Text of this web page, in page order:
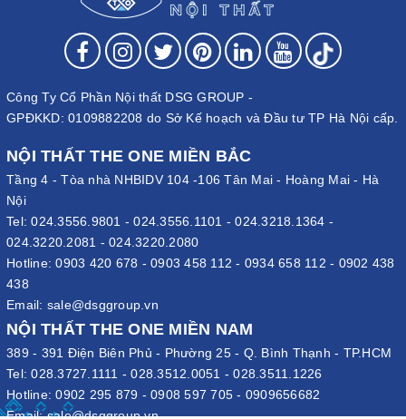
Công Ty Cổ Phần Nội thất DSG GROUP -
GPĐKKD: 0109882208 do Sở Kế hoạch và Đầu tư TP Hà Nội cấp.
NỘI THẤT THE ONE MIỀN BẮC
Tầng 4 - Tòa nhà NHBIDV 104 -106 Tân Mai - Hoàng Mai - Hà
Nội
Tel:024.3556.9801 -024.3556.1101 -024.3218.1364 -
024.3220.2081 - 024.3220.2080
Hotline:0903 420 678 - 0903 458 112 - 0934 658 112 - 0902 438
438
Email: sale@dsggroup.vn
NỘI THẤT THE ONE MIỀN NAM
389 - 391 Điện Biên Phủ - Phường 25 - Q. Bình Thạnh - TP.HCM
Tel:028.3727.1111 -028.3512.0051 -028.3511.1226
Hotline:0902 295 879 - 0908 597 705 - 0909656682
Email:sale@dsggroup.vn